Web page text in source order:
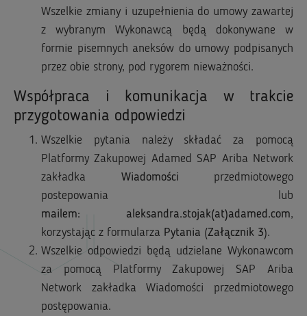
Wszelkie zmiany i uzupełnienia do umowy zawartej
z wybranym Wykonawcą będą dokonywane w
formie pisemnych aneksów do umowy podpisanych
przez obie strony, pod rygorem nieważności.
Współpraca i komunikacja w trakcie
przygotowania odpowiedzi
Wszelkie pytania należy składać za pomocą
Platformy Zakupowej Adamed SAP Ariba Network
zakładka Wiadomości przedmiotowego
postepowania lub
mailem: aleksandra.stojak(at)adamed.com,
korzystając z formularza Pytania (Załącznik 3).
Wszelkie odpowiedzi będą udzielane Wykonawcom
za pomocą Platformy Zakupowej SAP Ariba
Network zakładka Wiadomości przedmiotowego
postępowania.